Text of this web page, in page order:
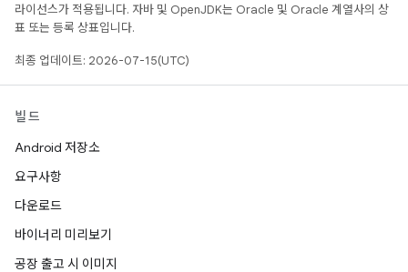
라이선스가 적용됩니다. 자바 및 OpenJDK는 Oracle 및 Oracle 계열사의 상
표 또는 등록 상표입니다.
최종 업데이트: 2026-07-15(UTC)
빌드
Android 저장소
요구사항
다운로드
바이너리 미리보기
공장 출고 시 이미지